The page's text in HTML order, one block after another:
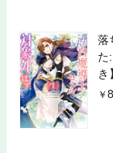
落
た
き】